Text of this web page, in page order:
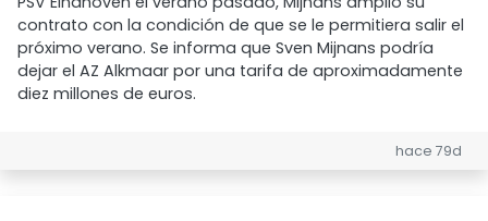
contrato con la condición de que se le permitiera salir el
próximo verano. Se informa que Sven Mijnans podría
dejar el AZ Alkmaar por una tarifa de aproximadamente
diez millones de euros.
hace 79d